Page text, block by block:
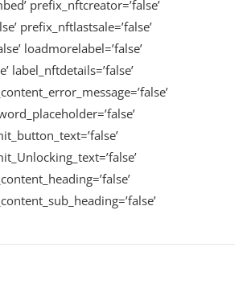
prefix_nftcreator=’false’
prefix_nftlastsale=’false’
loadmorelabel=’false’
label_nftdetails=’false’